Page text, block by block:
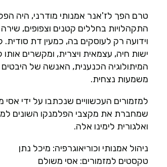
טרם הפך לז'אנר אמנותי מודרני, היה
התקהלויות בחללים קטנים וצפופים,
וידועה רק לעוסקים בה, כמעין דת
ישות חיה, עצמאית ויצרית, ומקשרים
המיתולוגיה הכנענית, האנשה של
משמעות נצחית.
למזמורים העכשוויים שנכתבו על ידי אסי
שמחברת את מקצבי הפלמנקו השונים
ואלגורית לימינו אלה.
ניהול אמנותי וכוריאוגרפיה: מיכל נתן
טקסטים למזמורים: אסי משולם